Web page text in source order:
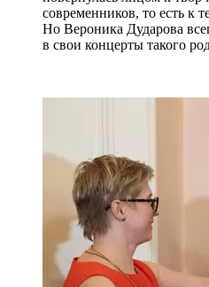
современников, то есть к
Но Вероника Дударова
в свои концерты такого